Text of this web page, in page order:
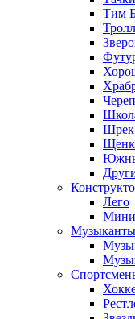
Тим
Шрек
Лего
Музыканты